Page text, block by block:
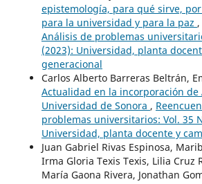
epistemología, para qué sirve,
para la universidad y para la paz ,
Análisis de problemas
(2023): Universidad, planta
generacional
Carlos Alberto Barreras Beltrán,
Actualidad en la incorporación de
Universidad de Sonora ,
problemas universitarios: Vol. 35
Universidad, planta docente y
Juan Gabriel Rivas Espinosa,
Irma Gloria Texis Texis, Lilia Cruz
María Gaona Rivera, Jonathan